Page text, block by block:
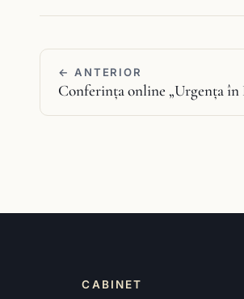
← ANTERIOR
Conferința online „Urgența în
CABINET